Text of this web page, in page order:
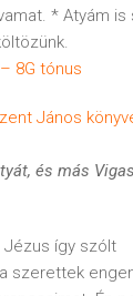
* Atyám is
8G tónus
János
és más
Jézus így szólt
szerettek